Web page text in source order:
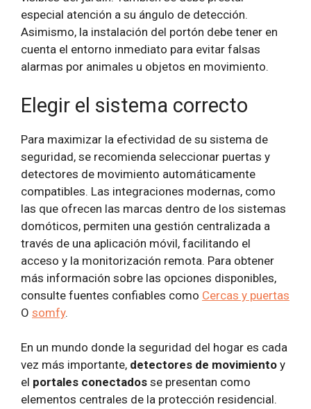
especial atención a su ángulo de detección.
Asimismo, la instalación del portón debe tener en
cuenta el entorno inmediato para evitar falsas
alarmas por animales u objetos en movimiento.
Elegir el sistema correcto
Para maximizar la efectividad de su sistema de
seguridad, se recomienda seleccionar puertas y
detectores de movimiento automáticamente
compatibles. Las integraciones modernas, como
las que ofrecen las marcas dentro de los sistemas
domóticos, permiten una gestión centralizada a
través de una aplicación móvil, facilitando el
acceso y la monitorización remota. Para obtener
más información sobre las opciones disponibles,
consulte fuentes confiables como Cercas y puertas
O somfy.
En un mundo donde la seguridad del hogar es cada
vez más importante, detectores de movimiento y
el portales conectados se presentan como
elementos centrales de la protección residencial.